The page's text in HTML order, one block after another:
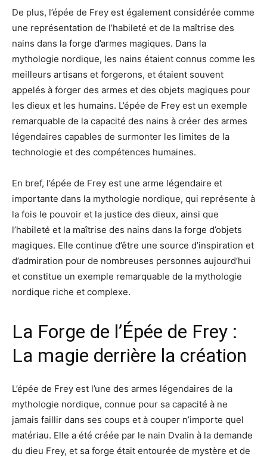
De plus, l’épée de Frey est également considérée comme
une représentation de l’habileté et de la maîtrise des
nains dans la forge d’armes magiques. Dans la
mythologie nordique, les nains étaient connus comme les
meilleurs artisans et forgerons, et étaient souvent
appelés à forger des armes et des objets magiques pour
les dieux et les humains. L’épée de Frey est un exemple
remarquable de la capacité des nains à créer des armes
légendaires capables de surmonter les limites de la
technologie et des compétences humaines.
En bref, l’épée de Frey est une arme légendaire et
importante dans la mythologie nordique, qui représente à
la fois le pouvoir et la justice des dieux, ainsi que
l’habileté et la maîtrise des nains dans la forge d’objets
magiques. Elle continue d’être une source d’inspiration et
d’admiration pour de nombreuses personnes aujourd’hui
et constitue un exemple remarquable de la mythologie
nordique riche et complexe.
La Forge de l’Épée de Frey :
La magie derrière la création
L’épée de Frey est l’une des armes légendaires de la
mythologie nordique, connue pour sa capacité à ne
jamais faillir dans ses coups et à couper n’importe quel
matériau. Elle a été créée par le nain Dvalin à la demande
du dieu Frey, et sa forge était entourée de mystère et de